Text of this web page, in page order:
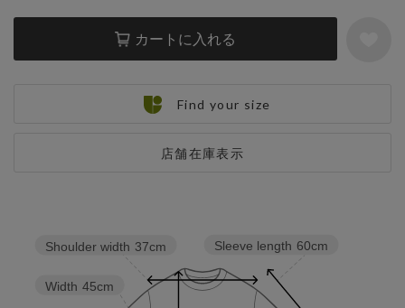
カートに入れる
店舗在庫表示
Find your size
Sleeve length 60cm
Width 45cm
Shoulder width 37cm